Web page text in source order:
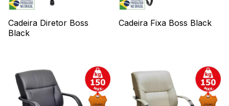
Cadeira Diretor Boss
Black
Cadeira Fixa Boss Black